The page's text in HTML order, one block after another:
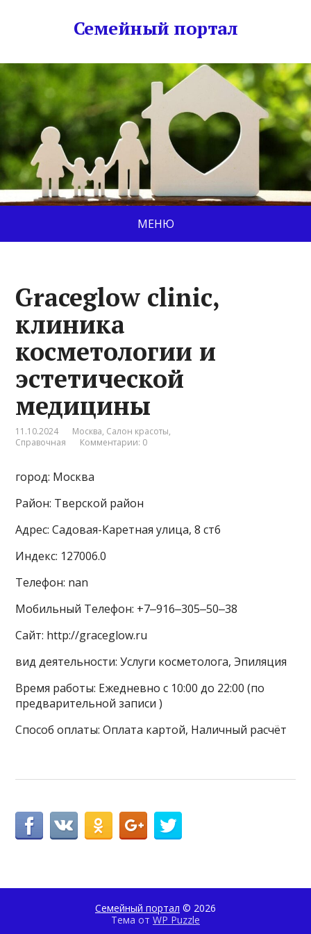
Семейный портал
МЕНЮ
Graceglow clinic,
клиника
косметологии и
эстетической
медицины
11.10.2024 Москва, Салон красоты,
Справочная
Комментарии: 0
город: Москва
Район: Тверской район
Адрес: Садовая-Каретная улица, 8 ст6
Индекс: 127006.0
Телефон: nan
Мобильный Телефон: +7‒916‒305‒50‒38
Сайт: http://graceglow.ru
вид деятельности: Услуги косметолога, Эпиляция
Время работы: Ежедневно с 10:00 до 22:00 (по
предварительной записи )
Способ оплаты: Оплата картой, Наличный расчёт
Семейный портал © 2026
Тема от WP Puzzle